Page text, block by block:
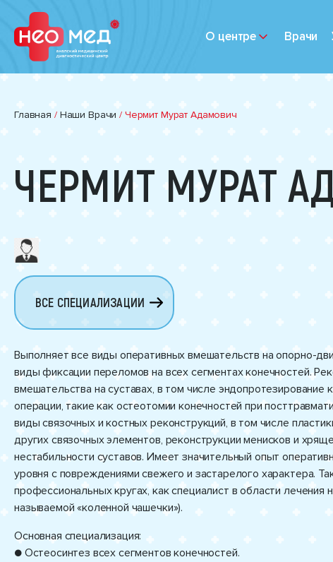
О центре Врачи
Главная / Наши Врачи / Чермит Мурат Адамович
ЧЕРМИТ МУРАТ
ВСЕ СПЕЦИАЛИЗАЦИИ
Выполняет все виды оперативных вмешательств на опорно-
виды фиксации переломов на всех сегментах конечностей.
вмешательства на суставах, в том числе
операции, такие как остеотомии конечностей при
виды связочных и костных реконструкций, в том числе
других связочных элементов, реконструкции менисков и
нестабильности суставов. Имеет значительный опыт
уровня с повреждениями свежего и застарелого характера.
профессиональных кругах, как специалист в области лечения
называемой «коленной чашечки»).
Основная специализация:
● Остеосинтез всех сегментов конечностей.